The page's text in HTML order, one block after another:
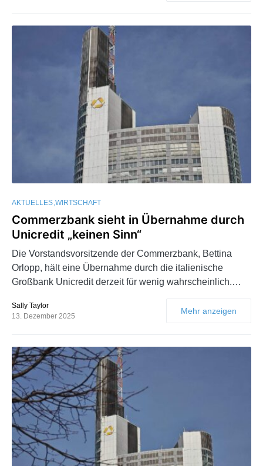
AKTUELLES WIRTSCHAFT
Commerzbank sieht in Übernahme durch
Unicredit „keinen Sinn“
Die Vorstandsvorsitzende der Commerzbank, Bettina
Orlopp, hält eine Übernahme durch die italienische
Großbank Unicredit derzeit für wenig wahrscheinlich.…
Sally Taylor
13. Dezember 2025
Mehr anzeigen